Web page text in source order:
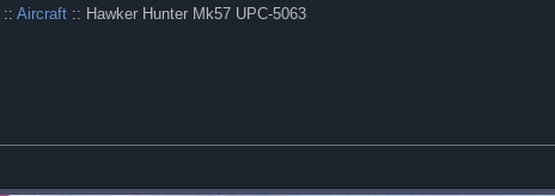
::Aircraft :: Hawker Hunter Mk57 UPC-5063